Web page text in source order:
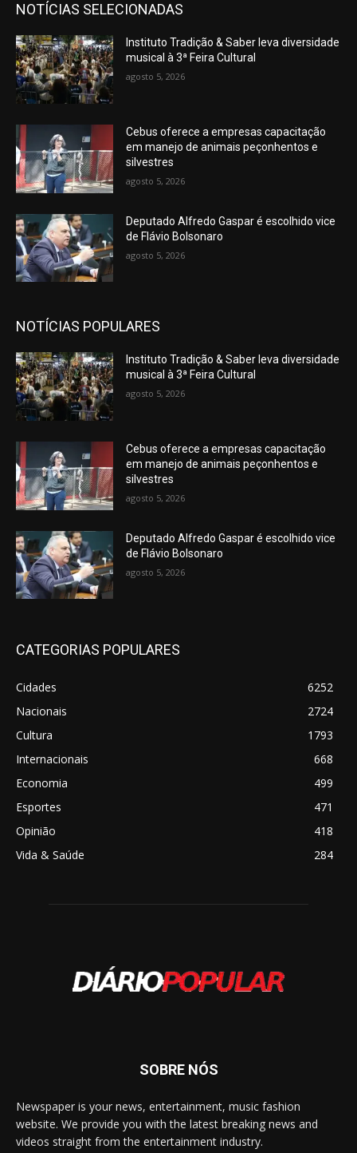
NOTÍCIAS SELECIONADAS
Instituto Tradição & Saber leva diversidade
musical à 3ª Feira Cultural
agosto 5, 2026
Cebus oferece a empresas capacitação
em manejo de animais peçonhentos e
silvestres
agosto 5, 2026
Deputado Alfredo Gaspar é escolhido vice
de Flávio Bolsonaro
agosto 5, 2026
NOTÍCIAS POPULARES
Instituto Tradição & Saber leva diversidade
musical à 3ª Feira Cultural
agosto 5, 2026
Cebus oferece a empresas capacitação
em manejo de animais peçonhentos e
silvestres
agosto 5, 2026
Deputado Alfredo Gaspar é escolhido vice
de Flávio Bolsonaro
agosto 5, 2026
CATEGORIAS POPULARES
Cidades
6252
Nacionais
2724
Cultura
1793
Internacionais
668
Economia
499
Esportes
471
Opinião
418
Vida & Saúde
284
SOBRE NÓS
Newspaper is your news, entertainment, music fashion
website. We provide you with the latest breaking news and
videos straight from the entertainment industry.